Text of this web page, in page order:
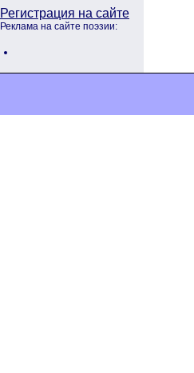
Регистрация на сайте
Реклама на сайте поэзии: